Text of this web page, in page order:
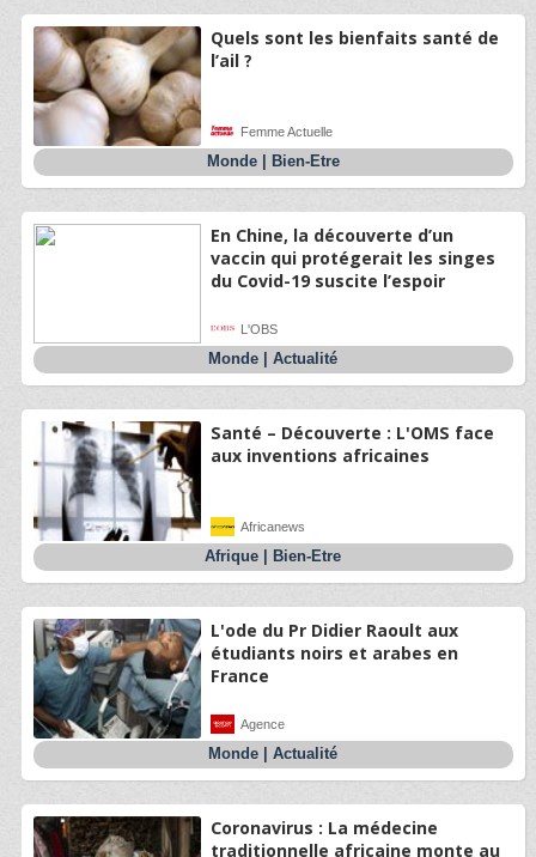
Quels sont les bienfaits santé de
l’ail ?
Femme Actuelle
Monde| Bien-Etre
En Chine, la découverte d’un
vaccin qui protégerait les singes
du Covid-19 suscite l’espoir
L'OBS
Monde |Actualité
Santé – Découverte : L'OMS face
aux inventions africaines
Africanews
Afrique Bien-Etre
L'ode du Pr Didier Raoult aux
étudiants noirs et arabes en
France
Agence
Monde |Actualité
Coronavirus : La médecine
traditionnelle africaine monte au